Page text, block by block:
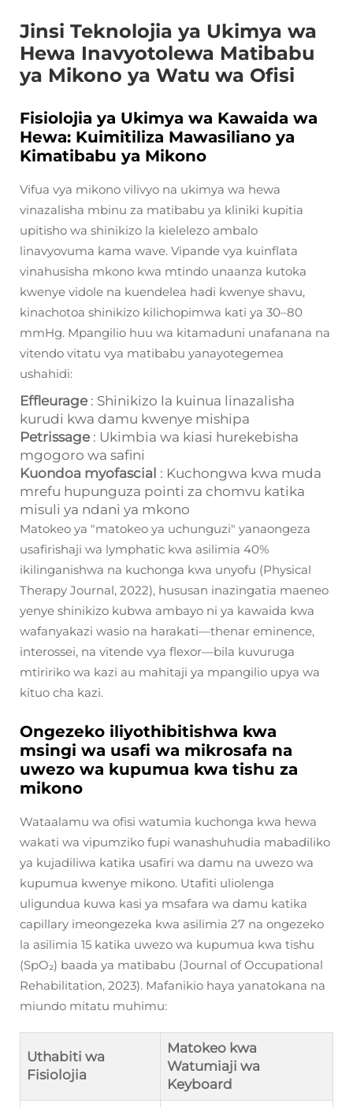
Jinsi Teknolojia ya Ukimya wa
Hewa Inavyotolewa Matibabu
ya Mikono ya Watu wa Ofisi
Fisiolojia ya Ukimya wa Kawaida wa
Hewa: Kuimitiliza Mawasiliano ya
Kimatibabu ya Mikono
Vifua vya mikono vilivyo na ukimya wa hewa
vinazalisha mbinu za matibabu ya kliniki kupitia
upitisho wa shinikizo la kielelezo ambalo
linavyovuma kama wave. Vipande vya kuinflata
vinahusisha mkono kwa mtindo unaanza kutoka
kwenye vidole na kuendelea hadi kwenye shavu,
kinachotoa shinikizo kilichopimwa kati ya 30–80
mmHg. Mpangilio huu wa kitamaduni unafanana na
vitendo vitatu vya matibabu yanayotegemea
ushahidi:
Effleurage : Shinikizo la kuinua linazalisha
kurudi kwa damu kwenye mishipa
Petrissage : Ukimbia wa kiasi hurekebisha
mgogoro wa safini
Kuondoa myofascial : Kuchongwa kwa muda
mrefu hupunguza pointi za chomvu katika
misuli ya ndani ya mkono
Matokeo ya "matokeo ya uchunguzi" yanaongeza
usafirishaji wa lymphatic kwa asilimia 40%
ikilinganishwa na kuchonga kwa unyofu (Physical
Therapy Journal, 2022), hususan inazingatia maeneo
yenye shinikizo kubwa ambayo ni ya kawaida kwa
wafanyakazi wasio na harakati—thenar eminence,
interossei, na vitende vya flexor—bila kuvuruga
mtiririko wa kazi au mahitaji ya mpangilio upya wa
kituo cha kazi.
Ongezeko iliyothibitishwa kwa
msingi wa usafi wa mikrosafa na
uwezo wa kupumua kwa tishu za
mikono
Wataalamu wa ofisi watumia kuchonga kwa hewa
wakati wa vipumziko fupi wanashuhudia mabadiliko
ya kujadiliwa katika usafiri wa damu na uwezo wa
kupumua kwenye mikono. Utafiti uliolenga
uligundua kuwa kasi ya msafara wa damu katika
capillary imeongezeka kwa asilimia 27 na ongezeko
la asilimia 15 katika uwezo wa kupumua kwa tishu
(SpO₂) baada ya matibabu (Journal of Occupational
Rehabilitation, 2023). Mafanikio haya yanatokana na
miundo mitatu muhimu:
Uthabiti wa
Fisiolojia
Matokeo kwa
Watumiaji wa
Keyboard